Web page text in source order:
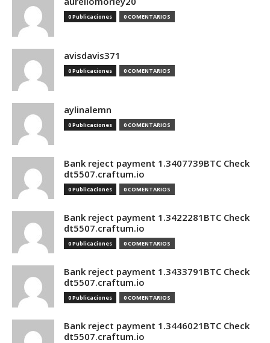
0 Publicaciones 0 COMENTARIOS
avisdavis371
0 Publicaciones 0 COMENTARIOS
aylinalemn
0 Publicaciones 0 COMENTARIOS
Bank reject payment 1.3407739BTC Check
dt5507.craftum.io
0 Publicaciones 0 COMENTARIOS
Bank reject payment 1.3422281BTC Check
dt5507.craftum.io
0 Publicaciones 0 COMENTARIOS
Bank reject payment 1.3433791BTC Check
dt5507.craftum.io
0 Publicaciones 0 COMENTARIOS
Bank reject payment 1.3446021BTC Check
dt5507.craftum.io